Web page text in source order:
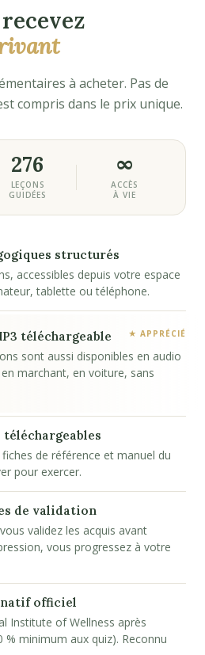
à acheter. Pas de
compris dans le prix unique.
276
LEÇONS
GUIDÉES
∞
ACCÈS
À VIE
structurés
accessibles depuis votre espace
tablette ou téléphone.
téléchargeable
sont aussi disponibles en audio
marchant, en voiture, sans
de référence et manuel du
pour exercer.
de validation
validez les acquis avant
vous progressez à votre
officiel
Institute of Wellness après
% minimum aux quiz). Reconnu